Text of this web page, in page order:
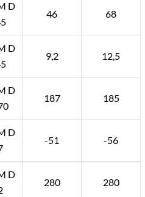
D
46 68
D
9,2 12,5
D
187 185
D
-51 -56
D
280 280